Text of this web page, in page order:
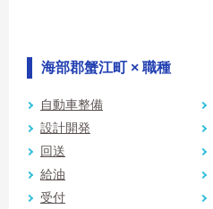
海部郡蟹江町 × 職種
自動車整備
設計開発
回送
給油
受付